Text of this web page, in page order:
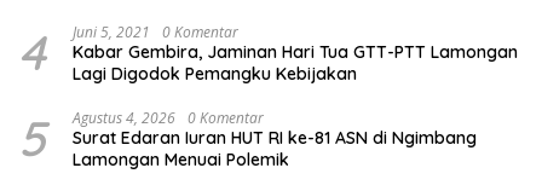
4 Juni 5, 2021 0 Komentar
Kabar Gembira, Jaminan Hari Tua GTT-PTT Lamongan
Lagi Digodok Pemangku Kebijakan
5 Agustus 4, 2026 0 Komentar
Surat Edaran Iuran HUT RI ke-81 ASN di Ngimbang
Lamongan Menuai Polemik